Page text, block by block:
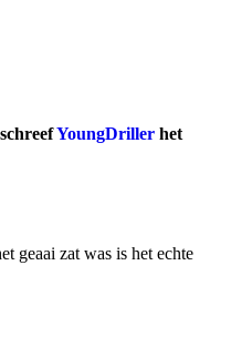
schreefYoungDriller het
geaai zat was is het echte